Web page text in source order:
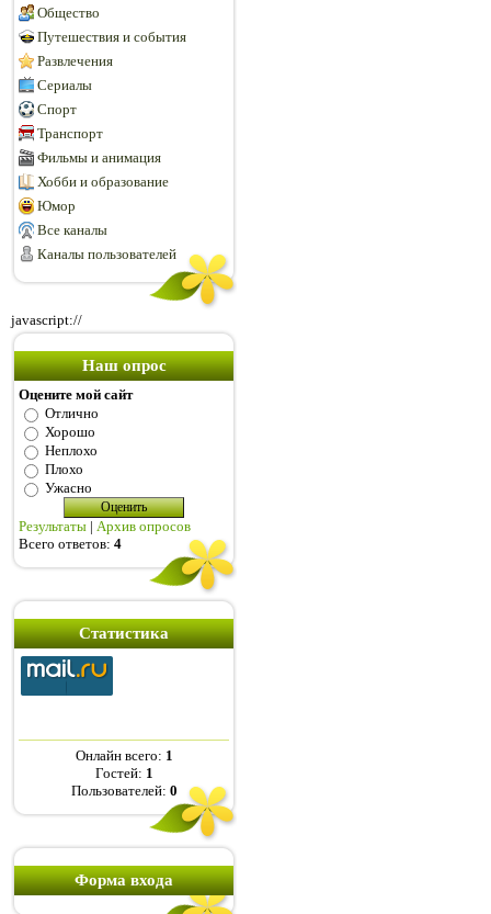
Общество
Путешествия и события
Развлечения
Сериалы
Спорт
Транспорт
Фильмы и анимация
Хобби и образование
Юмор
Все каналы
Каналы пользователей
javascript://
Наш опрос
Оцените мой сайт
Отлично
Хорошо
Неплохо
Плохо
Ужасно
Результаты | Архив опросов
Всего ответов: 4
Статистика
Онлайн всего: 1
Гостей: 1
Пользователей: 0
Форма входа